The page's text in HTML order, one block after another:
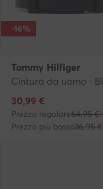
-16%
Tommy Hilfiger
Cintura da uomo ·
Prezzo attuale
30,99 €
Prezzo regolare64,95 €
Prezzo più basso36,95 €